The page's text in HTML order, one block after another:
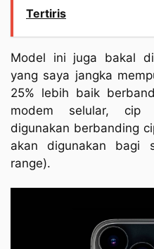
Tertiris
Model ini juga bakal
yang saya jangka
25% lebih baik
modem selular, cip
digunakan berbanding
akan digunakan bagi
range).